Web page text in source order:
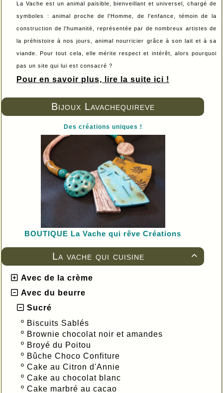
Bijoux Lavachequireve
Des créations uniques !
BOUTIQUE La Vache qui rêve Créations

La vache qui cuisine
Avec de la crème
Avec du beurre
Sucré
º Biscuits Sablés
º Brownie chocolat noir et amandes
º Broyé du Poitou
º Bûche Choco Confiture
º Cake au Citron d'Annie
º Cake au chocolat blanc
º Cake marbré au cacao
La Vache est un animal paisible, bienveillant et universel, chargé de
symboles : animal proche de l'Homme, de l'enfance, témoin de la
construction de l'humanité, représentée par de nombreux artistes de
la préhistoire à nos jours, animal nourricier grâce à son lait et à sa
viande. Pour tout cela, elle mérite respect et intérêt, alors pourquoi
pas un site qui lui est consacré ?
Pour en savoir plus, lire la suite ici !